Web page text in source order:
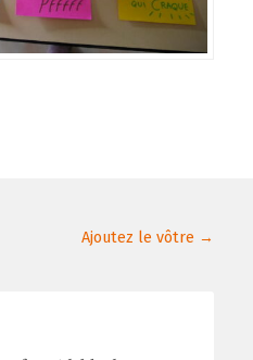
Ajoutez le vôtre →